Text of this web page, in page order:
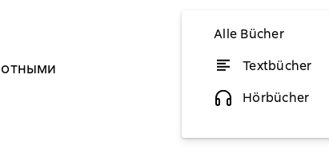
Alle Bücher
Textbücher
Hörbücher